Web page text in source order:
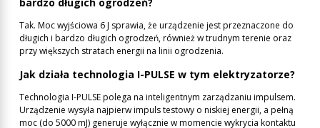
Tak. Moc wyjściowa 6 J sprawia, że urządzenie jest przeznaczone do
długich i bardzo długich ogrodzeń, również w trudnym terenie oraz
przy większych stratach energii na linii ogrodzenia.
Jak działa technologia I-PULSE w tym elektryzatorze?
Technologia I-PULSE polega na inteligentnym zarządzaniu impulsem.
Urządzenie wysyła najpierw impuls testowy o niskiej energii, a pełną
moc (do 5000 mJ) generuje wyłącznie w momencie wykrycia kontaktu